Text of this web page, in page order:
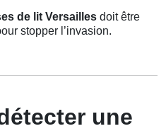
de lit Versailles doit être
stopper l’invasion.
une